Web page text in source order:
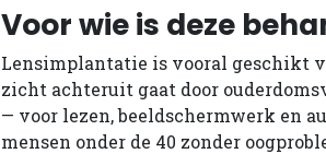
Voor wie is deze
Lensimplantatie is vooral geschikt
zicht achteruit gaat door
— voor lezen, beeldschermwerk en
mensen onder de 40 zonder